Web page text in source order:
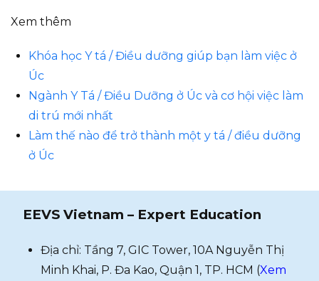
Xem thêm
Khóa học Y tá / Điều dưỡng giúp bạn làm việc ở
Úc
Ngành Y Tá / Điều Dưỡng ở Úc và cơ hội việc làm
di trú mới nhất
Làm thế nào để trở thành một y tá / điều dưỡng
ở Úc
EEVS Vietnam – Expert Education
Địa chỉ: Tầng 7, GIC Tower, 10A Nguyễn Thị
Minh Khai, P. Đa Kao, Quận 1, TP. HCM (Xem